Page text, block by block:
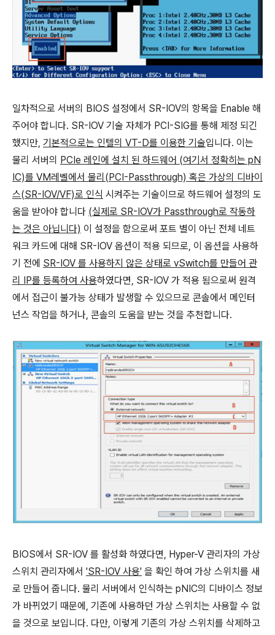
일차적으로 서버의 BIOS 설정에서 SR-IOV의 항목을 Enable 해
주어야 합니다. SR-IOV 기술 자체가 PCI-SIG를 통해 제정 되긴
했지만, 기본적으로는 인텔의 VT-D를 이용한 기술입니다. 이는
물리 서버의
PCIe 레인에 설치 된 하드웨어 (여기서 정확히는 pN
IC)를 VM레벨에서 물리(PCI-Passthrough) 혹은 가상의 디바이
스(SR-IOV/VF)로 인식 시켜주는 기술이므로 하드웨어 설정의 도
움을 받아야 합니다 (실제로 SR-IOV가 Passthrough로 작동하
는 것은 아닙니다) 이 설정을 함으로써 포트 별이 아닌 전체 네트
워크 카드에 대해 SR-IOV 옵션이 적용 되므로, 이 옵션을 사용하
기 전에 SR-IOV 를 사용하지 않은 상태로 vSwitch를 만들어 관
리 IP를 등록하여 사용하였다면, SR-IOV 가 적용 됨으로써 원격
에서 접근이 불가능 상태가 발생할 수 있으므로 콘솔에서 메인터
넌스 작업을 하거나, 콘솔의 도움을 받는 것을 추천합니다.
BIOS에서 SR-IOV 를 활성화 하였다면, Hyper-V 관리자의 가상
스위치 관리자에서 'SR-IOV 사용' 을 확인 하여 가상 스위치를 새
로 만들어 줍니다. 물리 서버에서 인식하는 pNIC의 디바이스 정보
가 바뀌었기 때문에, 기존에 사용하던 가상 스위치는 사용할 수 없
을 것으로 보입니다. 다만, 이렇게 기존의 가상 스위치를 삭제하고